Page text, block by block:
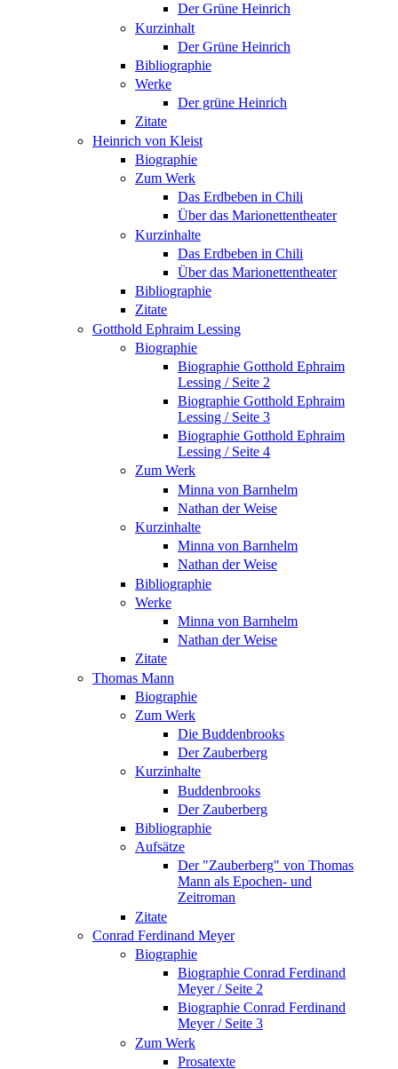
Der Grüne Heinrich
Kurzinhalt
Der Grüne Heinrich
Bibliographie
Werke
Der grüne Heinrich
Zitate
Heinrich von Kleist
Biographie
Zum Werk
Das Erdbeben in Chili
Über das Marionettentheater
Kurzinhalte
Das Erdbeben in Chili
Über das Marionettentheater
Bibliographie
Zitate
Gotthold Ephraim Lessing
Biographie
Biographie Gotthold Ephraim
Lessing / Seite 2
Biographie Gotthold Ephraim
Lessing / Seite 3
Biographie Gotthold Ephraim
Lessing / Seite 4
Zum Werk
Minna von Barnhelm
Nathan der Weise
Kurzinhalte
Minna von Barnhelm
Nathan der Weise
Bibliographie
Werke
Minna von Barnhelm
Nathan der Weise
Zitate
Thomas Mann
Biographie
Zum Werk
Die Buddenbrooks
Der Zauberberg
Kurzinhalte
Buddenbrooks
Der Zauberberg
Bibliographie
Aufsätze
Der "Zauberberg" von Thomas
Mann als Epochen- und
Zeitroman
Zitate
Conrad Ferdinand Meyer
Biographie
Biographie Conrad Ferdinand
Meyer / Seite 2
Biographie Conrad Ferdinand
Meyer / Seite 3
Zum Werk
Prosatexte